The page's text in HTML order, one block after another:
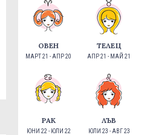
ОВЕН
МАРТ 21 - АПР 20
ТЕЛЕЦ
АПР 21 - МАЙ 21
РАК
ЮНИ 22 - ЮЛИ 22
ЛЪВ
ЮЛИ 23 - АВГ 23